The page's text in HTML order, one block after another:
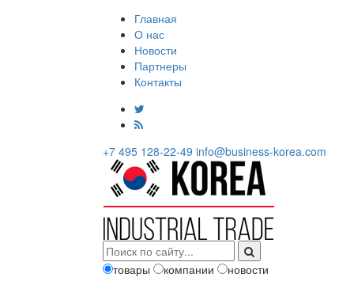
Главная
О нас
Новости
Партнеры
Контакты
+7 495 128-22-49 info@business-korea.com
товары компании
новости